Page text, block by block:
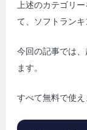
上述のカテゴリ
て、ソフトランキ
今回の記事では
ます。
すべて無料で使え